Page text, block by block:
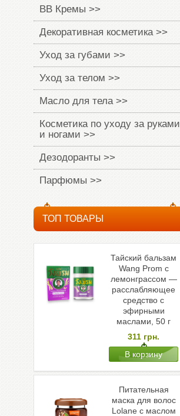
BB Кремы >>
Декоративная косметика >>
Уход за губами >>
Уход за телом >>
Масло для тела >>
Косметика по уходу за руками
и ногами >>
Дезодоранты >>
Парфюмы >>
ТОП ТОВАРЫ
Тайский бальзам
Wang Prom с
лемонграссом —
расслабляющее
средство с
эфирными
маслами, 50 г
311 грн.
Питательная
маска для волос
Lolane с маслом